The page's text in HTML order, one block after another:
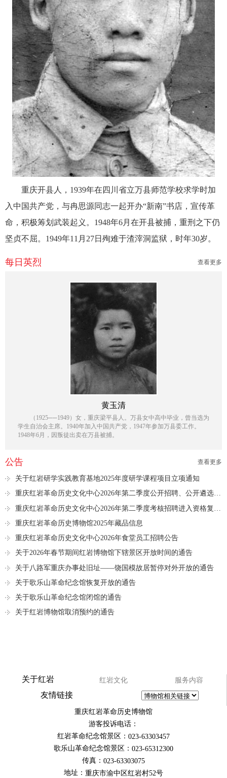
每日英烈 查看更多
黄玉清
（1925──1949）女，重庆梁平县人。万县女中高中毕业，曾当选为
学生自治会主席。1940年加入中国共产党，1947年参加万县委工作。
1948年6月，因叛徒出卖在万县被捕。
公告 查看更多
关于红岩研学实践教育基地2025年度研学课程项目立项通知
重庆红岩革命历史文化中心2026年第二季度公开招聘、公开遴选进入资格复审人员名单公示
重庆红岩革命历史博物馆2025年藏品信息
重庆红岩革命历史文化中心2026年食堂员工招聘公告
关于2026年春节期间红岩博物馆下辖景区开放时间的通告
关于八路军重庆办事处旧址——饶国模故居暂停对外开放的通告
关于歌乐山革命纪念馆恢复开放的通告
关于歌乐山革命纪念馆闭馆的通告
关于红岩博物馆取消预约的通告
重庆开县人，1939年在四川省立万县师范学校求学时加
入中国共产党，与冉思源同志一起开办“新南”书店，宣传革
命，积极筹划武装起义。1948年6月在开县被捕，重刑之下仍
坚贞不屈。1949年11月27日殉难于渣滓洞监狱，时年30岁。
关于红岩 红岩文化 服务内容
友情链接
重庆红岩革命历史博物馆
游客投诉电话：
红岩革命纪念馆景区： 023-63303457
歌乐山革命纪念馆景区： 023-65312300
传真： 023-63303075
地址： 重庆市渝中区红岩村52号